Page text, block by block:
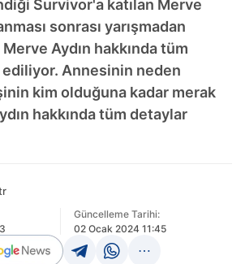
Survivor'a katılan Merve
sonrası yarışmadan
Aydın hakkında tüm
Annesinin neden
kim olduğuna kadar merak
hakkında tüm detaylar
Güncelleme Tarihi:
02 Ocak 2024 11:45